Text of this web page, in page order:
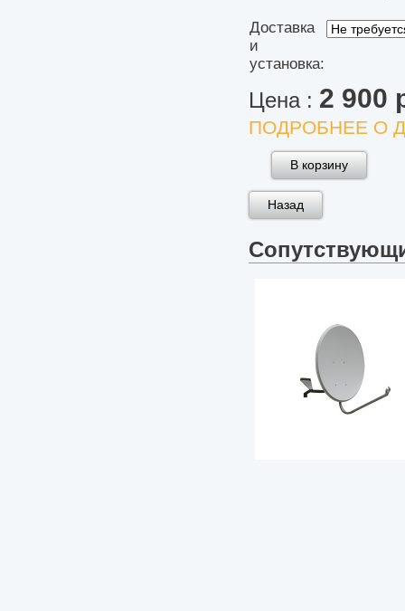
Доставка
и
установка:
Цена : 2 900
ПОДРОБНЕЕ О